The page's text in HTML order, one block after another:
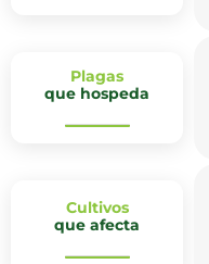
Plagas
que hospeda
Cultivos
que afecta